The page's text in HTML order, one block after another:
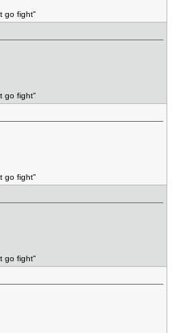
go fight"
go fight"
go fight"
go fight"